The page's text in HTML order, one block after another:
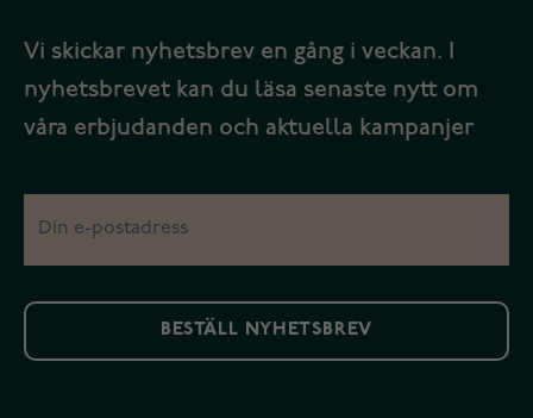
Vi skickar nyhetsbrev en gång i veckan. I
nyhetsbrevet kan du läsa senaste nytt om
våra erbjudanden och aktuella kampanjer
BESTÄLL NYHETSBREV